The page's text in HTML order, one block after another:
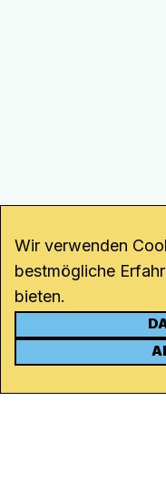
KONTAKT
Rohrerstrasse 20
Wir verwenden
bestmögliche
bieten.